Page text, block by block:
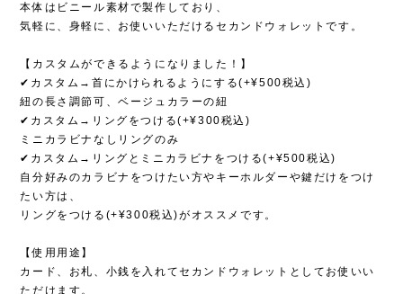
本体はビニール素材で製作しており、
気軽に、身軽に、お使いいただけるセカンドウォレットです。
【カスタムができるようになりました！】
✔︎カスタム→首にかけられるようにする(+¥500税込)
紐の長さ調節可、ベージュカラーの紐
✔︎カスタム→リングをつける(+¥300税込)
ミニカラビナなしリングのみ
✔︎カスタム→リングとミニカラビナをつける(+¥500税込)
自分好みのカラビナをつけたい方やキーホルダーや鍵だけをつけ
たい方は、
リングをつける(+¥300税込)がオススメです。
【使用用途】
カード、お札、小銭を入れてセカンドウォレットとしてお使いい
ただけます。